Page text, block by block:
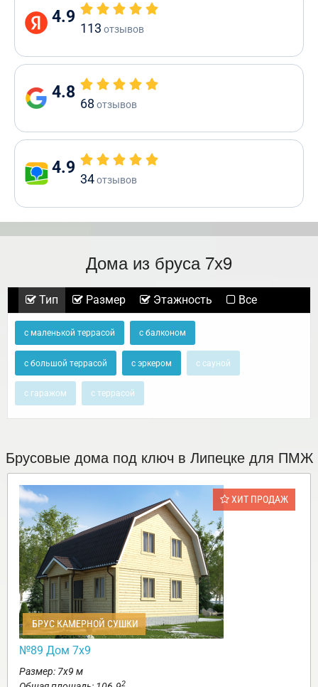
4.9
113 отзывов
4.8
68 отзывов
4.9
34отзывов
Дома из бруса 7х9
Тип Размер Этажность Все
с маленькой террасой с балконом
с большой террасой с эркером с сауной
с гаражом с террасой
Брусовые дома под ключ в Липецке для ПМЖ
ХИТ ПРОДАЖ
БРУС КАМЕРНОЙ СУШКИ
№89 Дом 7х9
Размер: 7х9 м
2